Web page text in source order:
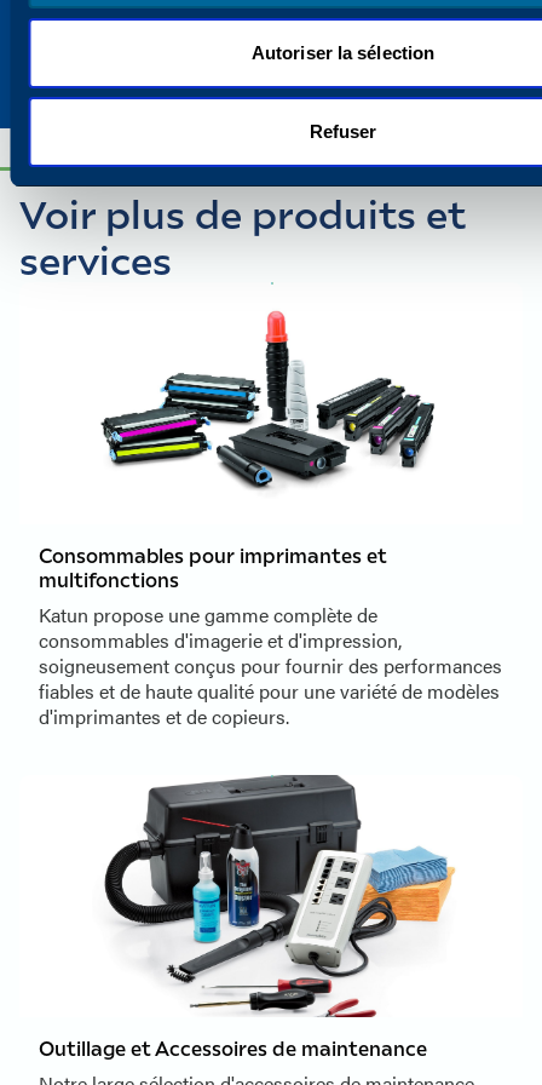
Autoriser la sélection
Refuser
Explorer toutes les ressources
Voir plus de produits et
services
Consommables pour imprimantes et
multifonctions
Katun propose une gamme complète de
consommables d'imagerie et d'impression,
soigneusement conçus pour fournir des performances
fiables et de haute qualité pour une variété de modèles
d'imprimantes et de copieurs.
Outillage et Accessoires de maintenance